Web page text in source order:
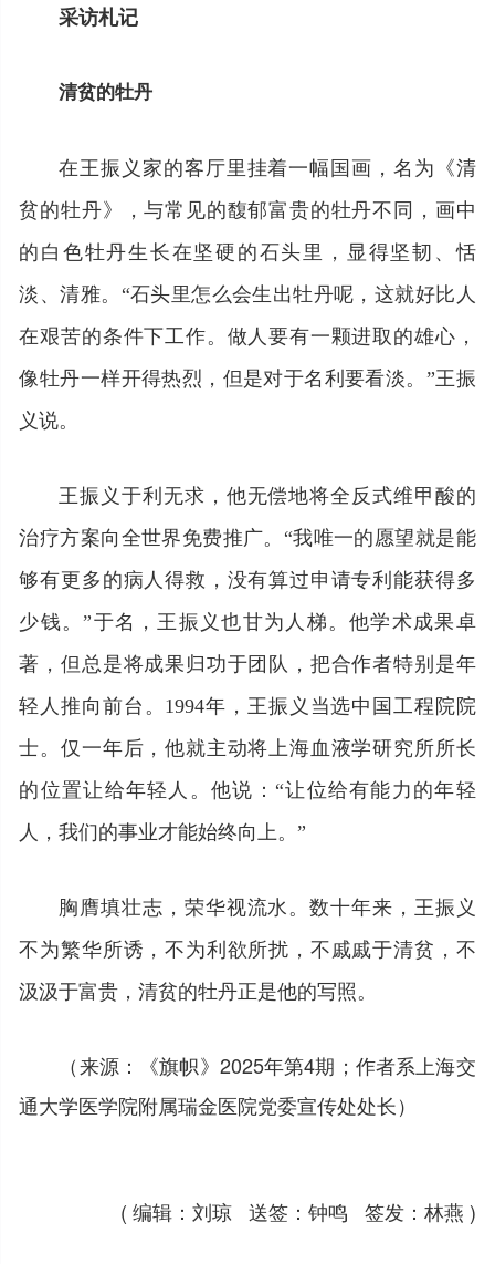
采访札记
清贫的牡丹
在王振义家的客厅里挂着一幅国画，名为《清
贫的牡丹》，与常见的馥郁富贵的牡丹不同，画中
的白色牡丹生长在坚硬的石头里，显得坚韧、恬
淡、清雅。“石头里怎么会生出牡丹呢，这就好比人
在艰苦的条件下工作。做人要有一颗进取的雄心，
像牡丹一样开得热烈，但是对于名利要看淡。”王振
义说。
王振义于利无求，他无偿地将全反式维甲酸的
治疗方案向全世界免费推广。“我唯一的愿望就是能
够有更多的病人得救，没有算过申请专利能获得多
少钱。”于名，王振义也甘为人梯。他学术成果卓
著，但总是将成果归功于团队，把合作者特别是年
轻人推向前台。1994年，王振义当选中国工程院院
士。仅一年后，他就主动将上海血液学研究所所长
的位置让给年轻人。他说：“让位给有能力的年轻
人，我们的事业才能始终向上。”
胸膺填壮志，荣华视流水。数十年来，王振义
不为繁华所诱，不为利欲所扰，不戚戚于清贫，不
汲汲于富贵，清贫的牡丹正是他的写照。
（来源：《旗帜》2025年第4期；作者系上海交
通大学医学院附属瑞金医院党委宣传处处长）
( 编辑：刘琼 送签：钟鸣 签发：林燕 )